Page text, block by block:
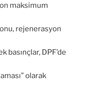
maksimum
rejenerasyon
basınçlar, DPF’de
olarak